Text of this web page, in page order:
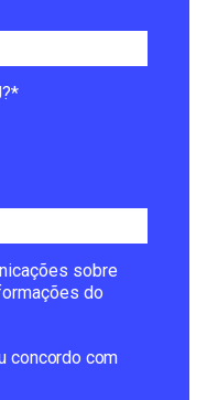
sobre
do
concordo com